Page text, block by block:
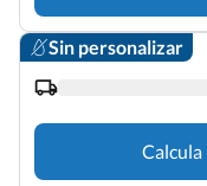
Sin personalizar